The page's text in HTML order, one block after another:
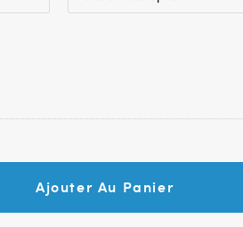
Ajouter Au Panier